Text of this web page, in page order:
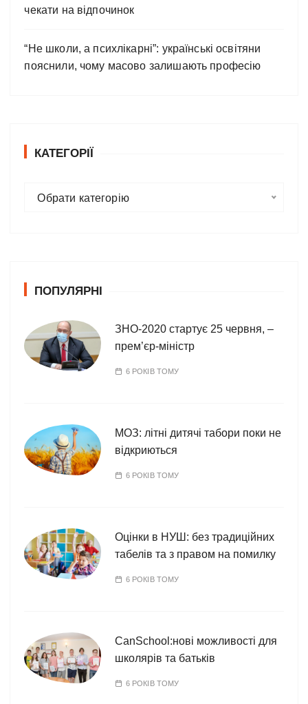
чекати на відпочинок
“Не школи, а психлікарні”: українські освітяни
пояснили, чому масово залишають професію
КАТЕГОРІЇ
р
Обрати категорію
ПОПУЛЯРНІ
ЗНО-2020 стартує 25 червня, –
прем’єр-міністр
6 РОКІВ ТОМУ
МОЗ: літні дитячі табори поки не
відкриються
6 РОКІВ ТОМУ
Оцінки в НУШ: без традиційних
табелів та з правом на помилку
6 РОКІВ ТОМУ
CanSchool:нові можливості для
школярів та батьків
6 РОКІВ ТОМУ